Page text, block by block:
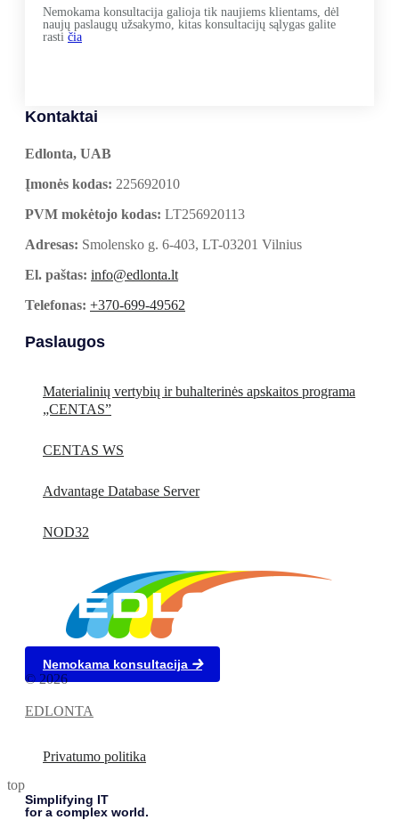
Nemokama konsultacija galioja tik naujiems klientams, dėl
naujų paslaugų užsakymo, kitas konsultacijų sąlygas galite
rasti čia
Kontaktai
Edlonta, UAB
Įmonės kodas: 225692010
PVM mokėtojo kodas: LT256920113
Adresas: Smolensko g. 6-403, LT-03201 Vilnius
El. paštas: info@edlonta.lt
Telefonas: +370-699-49562
Paslaugos
Materialinių vertybių ir buhalterinės apskaitos programa
„CENTAS”
CENTAS WS
Advantage Database Server
NOD32
Nemokama konsultacija
© 2026
EDLONTA
Privatumo politika
top
Simplifying IT
for a complex world.